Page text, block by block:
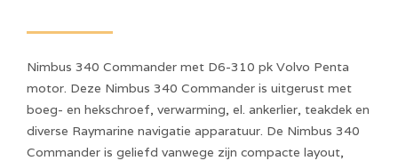
Nimbus 340 Commander met D6-310 pk Volvo Penta
motor. Deze Nimbus 340 Commander is uitgerust met
boeg- en hekschroef, verwarming, el. ankerlier, teakdek en
diverse Raymarine navigatie apparatuur. De Nimbus 340
Commander is geliefd vanwege zijn compacte layout,